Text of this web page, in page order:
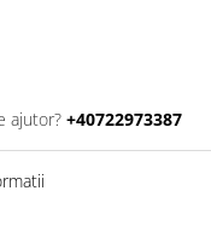
ajutor? +40722973387